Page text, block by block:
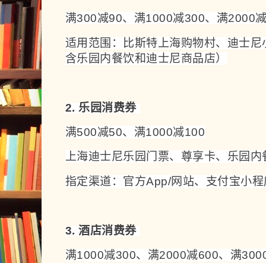
满300减90、满1000减300、满2000
适用范围：比斯特上海购物村、迪士
含乐园内餐饮和迪士尼商品店）
2. 乐园消费券
满500减50、满1000减100
上海迪士尼乐园门票、尊享卡、乐园
指定渠道：官方App/网站、支付宝小
3. 酒店消费券
满1000减300、满2000减600、满